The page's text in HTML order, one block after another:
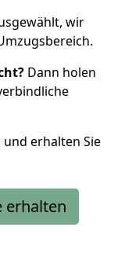
wir
Dann holen
und erhalten Sie
erhalten